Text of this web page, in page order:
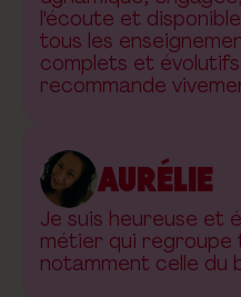
l'écoute et
tous les
complets et
recommande
AURÉLIE
Je suis heureuse et
métier qui regroupe
notamment celle du